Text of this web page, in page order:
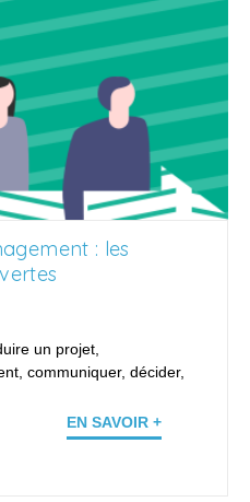
: les
un projet,
communiquer, décider,
EN SAVOIR +